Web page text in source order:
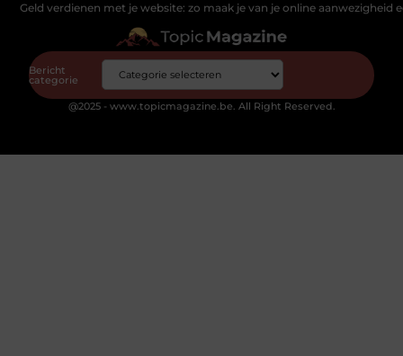
Geld verdienen met je website: zo maak je van je online aanwezigheid
Bericht
categorie
@2025 - www.topicmagazine.be. All Right Reserved.